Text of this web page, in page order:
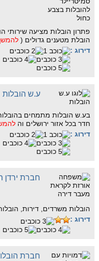
פתרון הובלות מציעה שירותי
הובלת מטענים גדולים (
דירוג :
ע.ש הובלות
בע.ש הובלות מתמחים
חדר בכל אזור ירושלים וה
דירוג :
חברת ירדן
הובלות משרדים, דירות,
דירוג :
חברת